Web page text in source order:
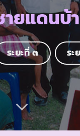
ายแดนบ้
ระยะที่ ๓ ระ